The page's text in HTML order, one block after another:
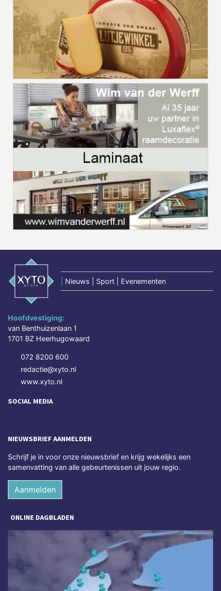
Nieuws | Sport | Evenementen
Hoofdvestiging:
van Benthuizenlaan 1
1701 BZ Heerhugowaard
072 8200 600
redactie@xyto.nl
www.xyto.nl
SOCIAL MEDIA
NIEUWSBRIEF AANMELDEN
Schrijf je in voor onze nieuwsbrief en krijg wekelijks een
samenvatting van alle gebeurtenissen uit jouw regio.
Aanmelden
ONLINE DAGBLADEN